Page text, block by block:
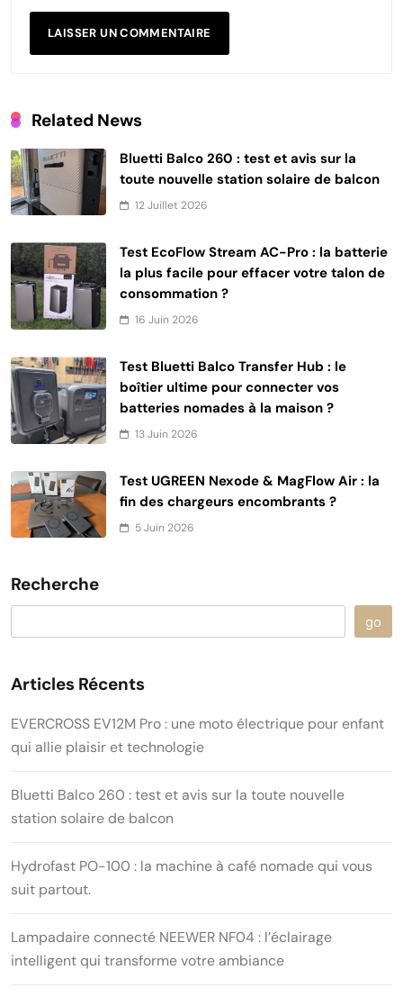
Related News
Bluetti Balco 260 : test et avis sur la
toute nouvelle station solaire de balcon
12 Juillet 2026
Test EcoFlow Stream AC-Pro : la batterie
la plus facile pour effacer votre talon de
consommation ?
16 Juin 2026
Test Bluetti Balco Transfer Hub : le
boîtier ultime pour connecter vos
batteries nomades à la maison ?
13 Juin 2026
Test UGREEN Nexode & MagFlow Air : la
fin des chargeurs encombrants ?
5 Juin 2026
Recherche
go
Articles Récents
EVERCROSS EV12M Pro : une moto électrique pour enfant
qui allie plaisir et technologie
Bluetti Balco 260 : test et avis sur la toute nouvelle
station solaire de balcon
Hydrofast PO-100 : la machine à café nomade qui vous
suit partout.
Lampadaire connecté NEEWER NF04 : l’éclairage
intelligent qui transforme votre ambiance